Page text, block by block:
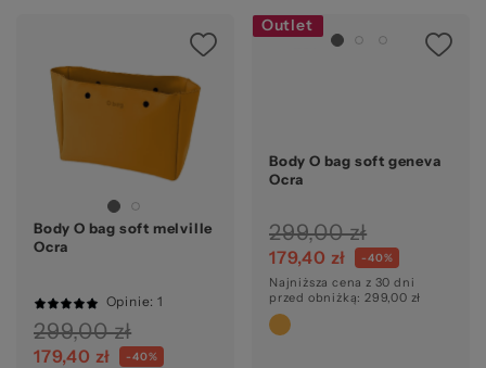
Body O bag soft melville
Ocra
Ocena:
100%
Opinie: 1
299,00 zł
179,40 zł -40%
Outlet
Body O bag soft geneva
Ocra
299,00 zł
179,40 zł -40%
Najniższa cena z 30 dni
przed obniżką: 299,00 zł